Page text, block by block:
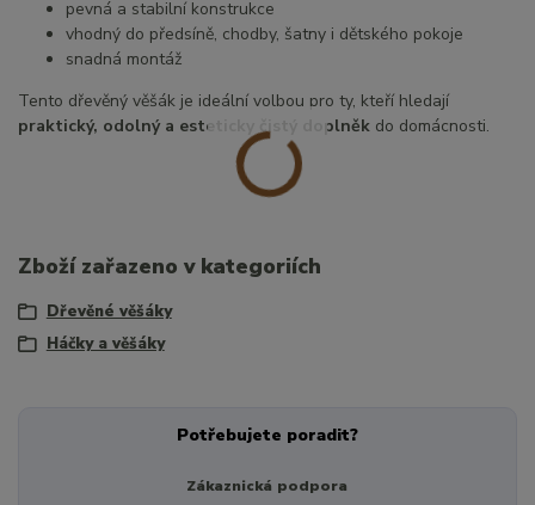
pevná a stabilní konstrukce
vhodný do předsíně, chodby, šatny i dětského pokoje
snadná montáž
Tento dřevěný věšák je ideální volbou pro ty, kteří hledají
praktický, odolný a esteticky čistý doplněk do domácnosti.
Zboží zařazeno v kategoriích
Dřevěné věšáky
Háčky a věšáky
Potřebujete poradit?
Zákaznická podpora